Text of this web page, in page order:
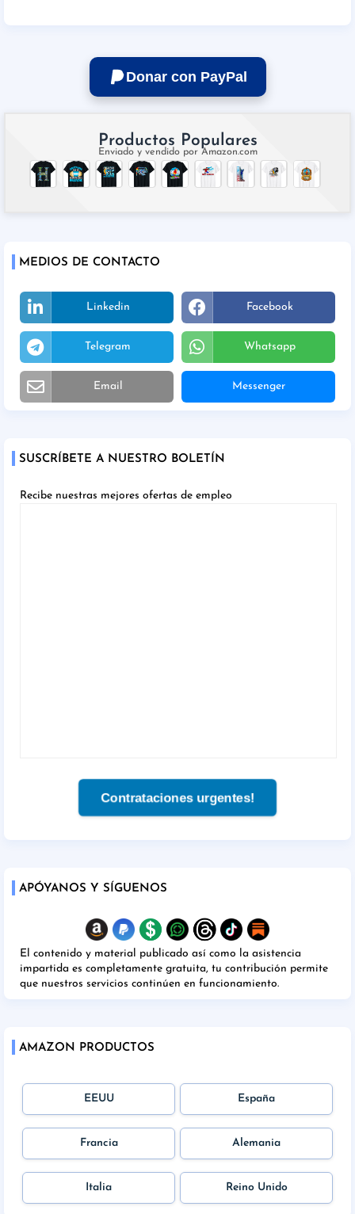
Donar con PayPal
Productos Populares
Enviado y vendido por Amazon.com
MEDIOS DE CONTACTO
Linkedin Facebook
Telegram Whatsapp
Email Messenger
SUSCRÍBETE A NUESTRO BOLETÍN
Recibe nuestras mejores ofertas de empleo
Contrataciones urgentes!
APÓYANOS Y SÍGUENOS
El contenido y material publicado así como la asistencia
impartida es completamente gratuita, tu contribución permite
que nuestros servicios continúen en funcionamiento.
AMAZON PRODUCTOS
EEUU España
Francia Alemania
Italia Reino Unido